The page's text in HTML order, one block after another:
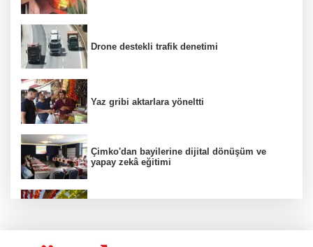
Drone destekli trafik denetimi
Yaz gribi aktarlara yöneltti
Çimko'dan bayilerine dijital dönüşüm ve
yapay zekâ eğitimi